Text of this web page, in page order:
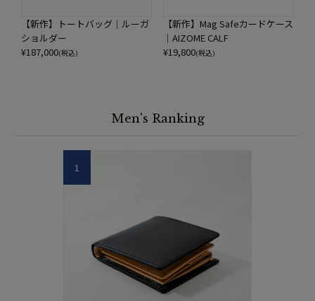
【新作】トートバッグ｜ルーガ
ショルダー
¥187,000(税込)
【新作】Mag Safeカードケース
｜AIZOME CALF
¥19,800(税込)
Men's Ranking
1